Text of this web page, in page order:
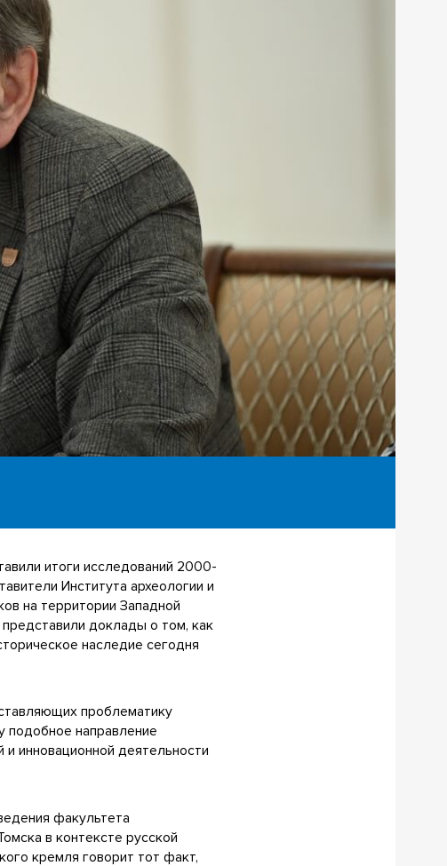
итоги исследований 2000-
Института археологии и
на территории Западной
доклады о том, как
наследие сегодня
проблематику
подобное направление
инновационной деятельности
факультета
в контексте русской
кремля говорит тот факт,